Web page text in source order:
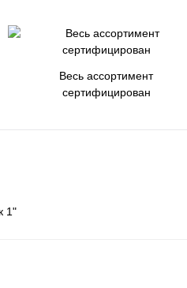
Весь ассортимент
сертифицирован
1"